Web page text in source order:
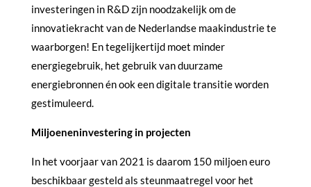
investeringen in R&D zijn noodzakelijk om de
innovatiekracht van de Nederlandse maakindustrie te
waarborgen! En tegelijkertijd moet minder
energiegebruik, het gebruik van duurzame
energiebronnen én ook een digitale transitie worden
gestimuleerd.
Miljoeneninvestering in projecten
In het voorjaar van 2021 is daarom 150 miljoen euro
beschikbaar gesteld als steunmaatregel voor het